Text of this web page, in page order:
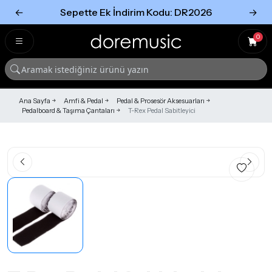
← Sepette Ek İndirim Kodu: DR2026 →
0
Ana Sayfa Amfi & Pedal
Pedal & Prosesör Aksesuarları
Pedalboard & Taşıma Çantaları
T-Rex Pedal Sabitleyici
Tümünü Gör
Tümünü gör